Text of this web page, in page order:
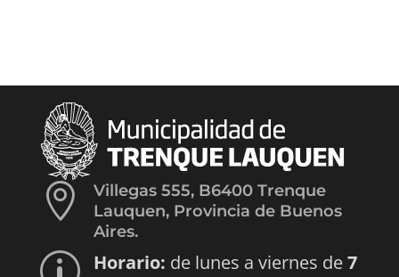

Villegas 555, B6400 Trenque
Lauquen, Provincia de Buenos
Aires.
Horario: de lunes a viernes de7